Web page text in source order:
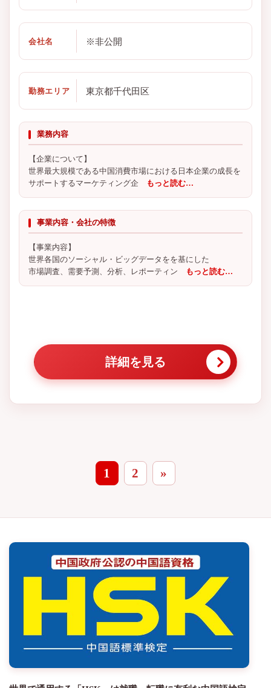
会社名 ※非公開
勤務エリア 東京都千代田区
業務内容
【企業について】
世界最大規模である中国消費市場における日本企業の成長を
サポートするマーケティング企 もっと読む…
事業内容・会社の特徴
【事業内容】
世界各国のソーシャル・ビッグデータをを基にした
市場調査、需要予測、分析、レポーティン もっと読む…
詳細を見る
1 2 »